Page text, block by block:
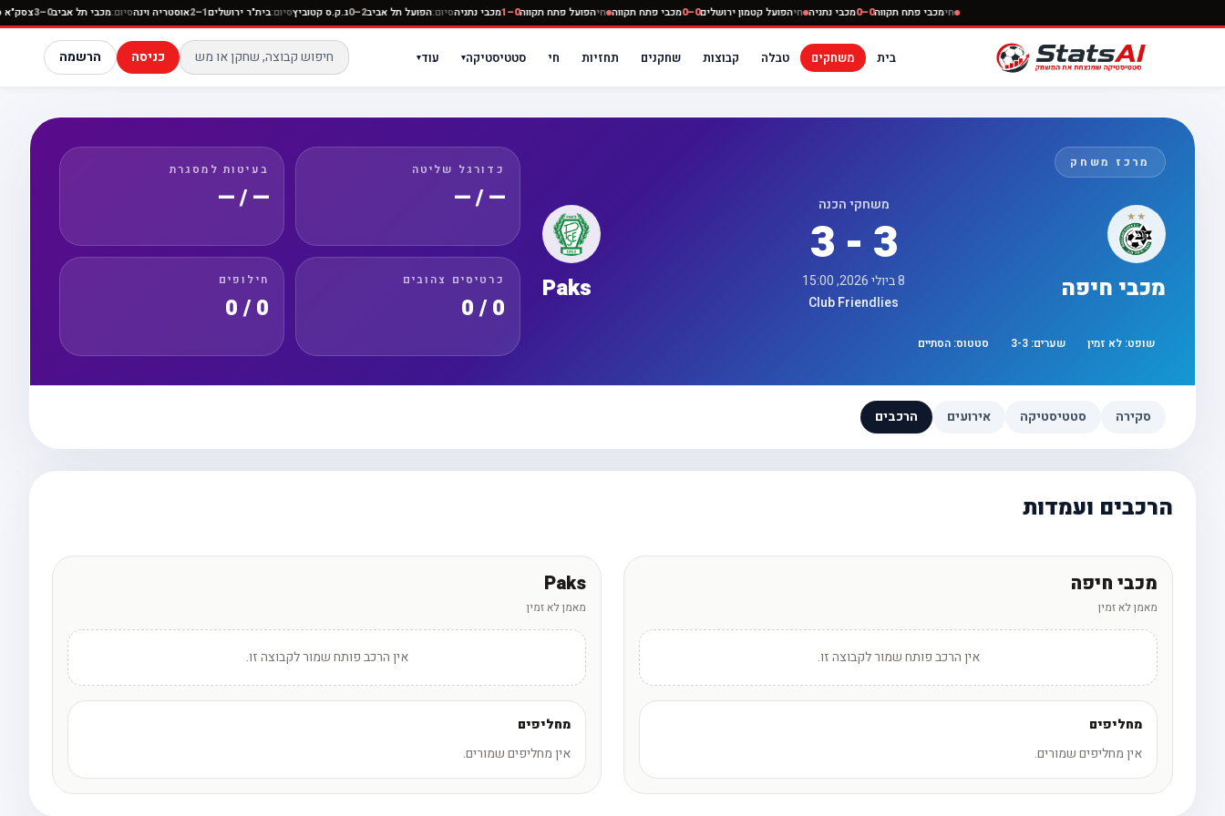
חימכבי פתח תקווה0–0 מכבי נתניה חיהפועל קטמון ירושלים0–0 מכבי פתח תקווה חיהפועל פתח תקווה0–1 מכבי נתניהסיום:הפועל תל אביב2–0 ג.ק.ס קטוביץסיום:בית"ר ירושלים1–2 אוסטריה וינהסיום:מכבי תל אביב0–3
בית משחקים טבלה קבוצות שחקנים תחזיות חי סטטיסטיקה▾ עוד▾ כניסה הרשמה
מרכז משחק
מכבי חיפה
משחקי הכנה
3 - 3
8 ביולי 2026, 15:00
Club Friendlies
Paks
שופט: לא זמין שערים: 3-3 סטטוס: הסתיים
כדורגל שליטה
— / —
בעיטות למסגרת
— / —
כרטיסים צהובים
0 / 0
חילופים
0 / 0
סקירה סטטיסטיקה אירועים הרכבים
הרכבים ועמדות
מכבי חיפה
מאמן לא זמין
אין הרכב פותח שמור לקבוצה זו.
מחליפים
אין מחליפים שמורים.
Paks
מאמן לא זמין
אין הרכב פותח שמור לקבוצה זו.
מחליפים
אין מחליפים שמורים.